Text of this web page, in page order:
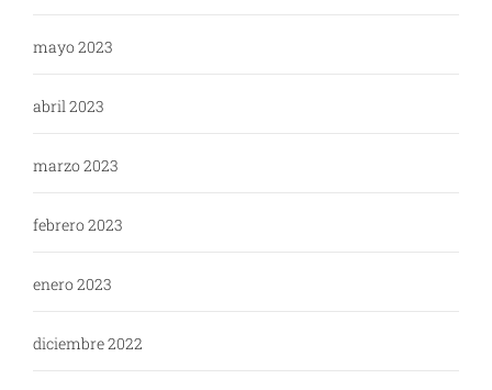
mayo 2023
abril 2023
marzo 2023
febrero 2023
enero 2023
diciembre 2022